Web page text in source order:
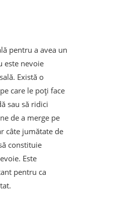
pentru a avea un
este nevoie
Există o
care le poți face
sau să ridici
de a merge pe
câte jumătate de
constituie
Este
pentru ca